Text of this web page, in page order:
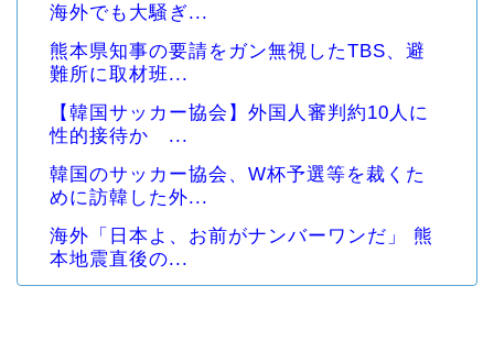
海外でも大騒ぎ...
熊本県知事の要請をガン無視したTBS、避
難所に取材班...
【韓国サッカー協会】外国人審判約10人に
性的接待か ...
韓国のサッカー協会、W杯予選等を裁くた
めに訪韓した外...
海外「日本よ、お前がナンバーワンだ」 熊
本地震直後の...